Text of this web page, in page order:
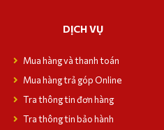
DỊCH VỤ
Mua hàng và thanh toán
Mua hàng trả góp Online
Tra thông tin đơn hàng
Tra thông tin bảo hành